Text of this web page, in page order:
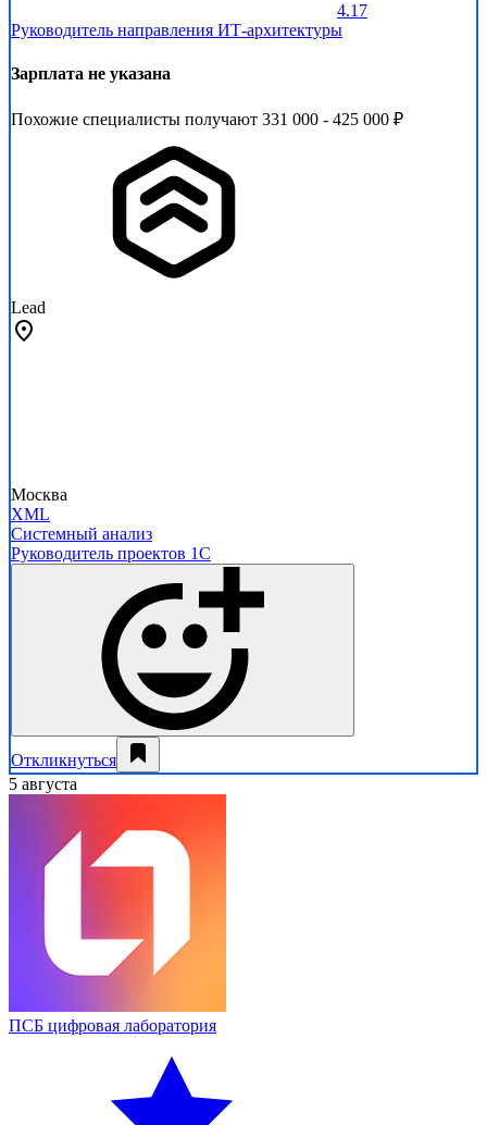
4.17
Руководитель направления ИТ-архитектуры
Зарплата не указана
Похожие специалисты получают 331 000 - 425 000 ₽
Lead
Москва
XML
Системный анализ
Руководитель проектов 1С
Откликнуться
5 августа
ПСБ цифровая лаборатория